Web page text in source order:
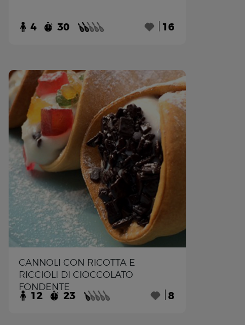
4 30 16
CANNOLI CON RICOTTA E
RICCIOLI DI CIOCCOLATO
FONDENTE
12 23 8